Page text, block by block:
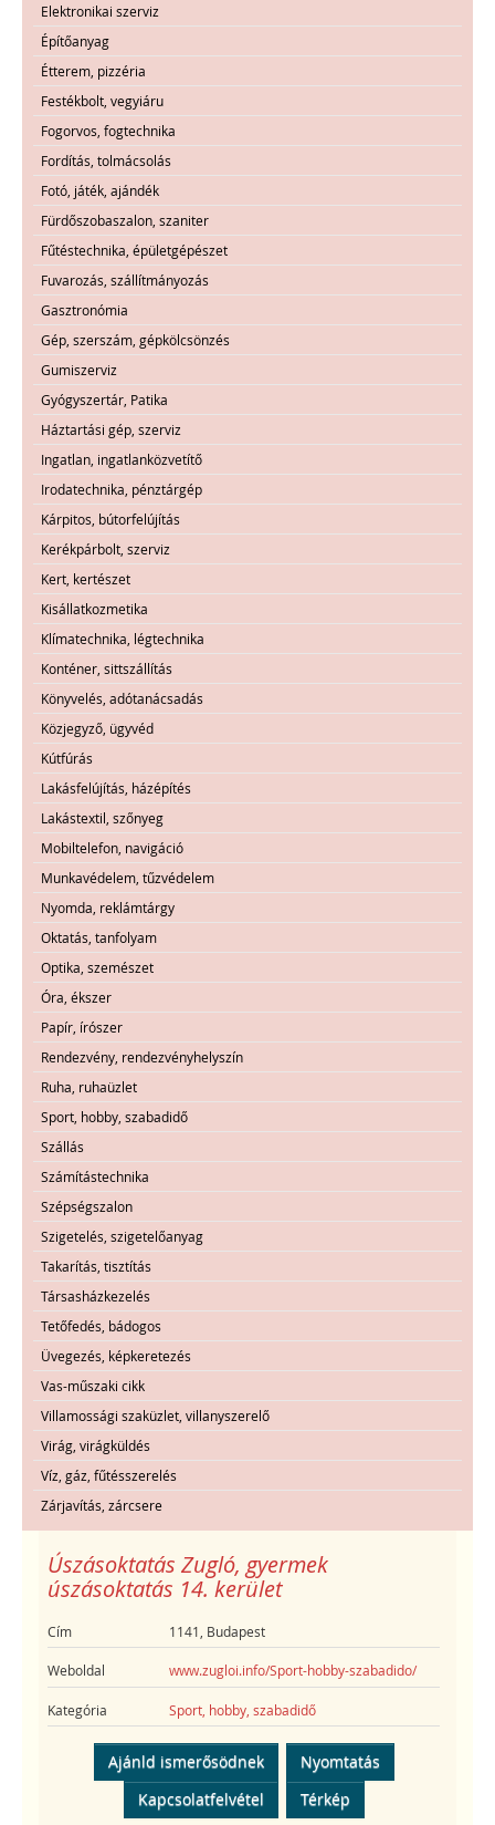
Elektronikai szerviz
Építőanyag
Étterem, pizzéria
Festékbolt, vegyiáru
Fogorvos, fogtechnika
Fordítás, tolmácsolás
Fotó, játék, ajándék
Fürdőszobaszalon, szaniter
Fűtéstechnika, épületgépészet
Fuvarozás, szállítmányozás
Gasztronómia
Gép, szerszám, gépkölcsönzés
Gumiszerviz
Gyógyszertár, Patika
Háztartási gép, szerviz
Ingatlan, ingatlanközvetítő
Irodatechnika, pénztárgép
Kárpitos, bútorfelújítás
Kerékpárbolt, szerviz
Kert, kertészet
Kisállatkozmetika
Klímatechnika, légtechnika
Konténer, sittszállítás
Könyvelés, adótanácsadás
Közjegyző, ügyvéd
Kútfúrás
Lakásfelújítás, házépítés
Lakástextil, szőnyeg
Mobiltelefon, navigáció
Munkavédelem, tűzvédelem
Nyomda, reklámtárgy
Oktatás, tanfolyam
Optika, szemészet
Óra, ékszer
Papír, írószer
Rendezvény, rendezvényhelyszín
Ruha, ruhaüzlet
Sport, hobby, szabadidő
Szállás
Számítástechnika
Szépségszalon
Szigetelés, szigetelőanyag
Takarítás, tisztítás
Társasházkezelés
Tetőfedés, bádogos
Üvegezés, képkeretezés
Vas-műszaki cikk
Villamossági szaküzlet, villanyszerelő
Virág, virágküldés
Víz, gáz, fűtésszerelés
Zárjavítás, zárcsere
Úszásoktatás Zugló, gyermek
úszásoktatás 14. kerület
Cím 1141, Budapest
Weboldal www.zugloi.info/Sport-hobby-szabadido/
Kategória Sport, hobby, szabadidő
Ajánld ismerősödnek
Nyomtatás
Kapcsolatfelvétel
Térkép